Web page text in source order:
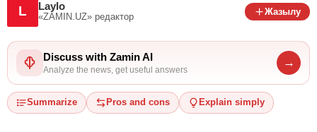
L Laylo
«ZAMIN.UZ» редактор
Жазылу
Discuss with Zamin AI
Analyze the news, get useful answers
→
Summarize Pros and cons Explain simply